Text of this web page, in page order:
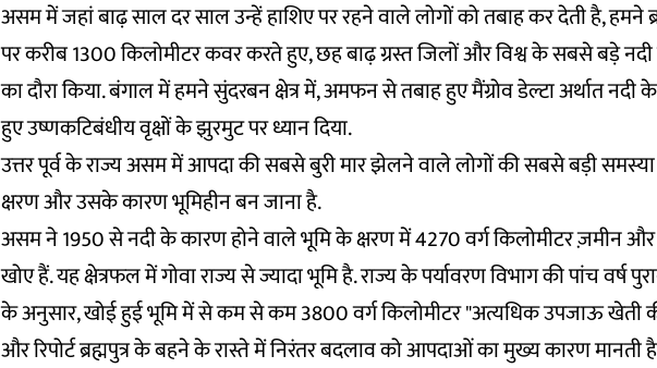
असम में जहां बाढ़ साल दर साल उन्हें हाशिए पर रहने वाले लोगों को तबाह कर देती है, हमने
पर करीब 1300 किलोमीटर कवर करते हुए, छह बाढ़ ग्रस्त जिलों और विश्व के सबसे बड़े
का दौरा किया. बंगाल में हमने सुंदरबन क्षेत्र में, अमफन से तबाह हुए मैंग्रोव डेल्टा अर्थात नदी
हुए उष्णकटिबंधीय वृक्षों के झुरमुट पर ध्यान दिया.
उत्तर पूर्व के राज्य असम में आपदा की सबसे बुरी मार झेलने वाले लोगों की सबसे बड़ी
क्षरण और उसके कारण भूमिहीन बन जाना है.
असम ने 1950 से नदी के कारण होने वाले भूमि के क्षरण में 4270 वर्ग किलोमीटर ज़मीन
खोए हैं. यह क्षेत्रफल में गोवा राज्य से ज्यादा भूमि है. राज्य के पर्यावरण विभाग की पांच वर्ष
के अनुसार, खोई हुई भूमि में से कम से कम 3800 वर्ग किलोमीटर "अत्यधिक उपजाऊ खेती
और रिपोर्ट ब्रह्मपुत्र के बहने के रास्ते में निरंतर बदलाव को आपदाओं का मुख्य कारण मानती